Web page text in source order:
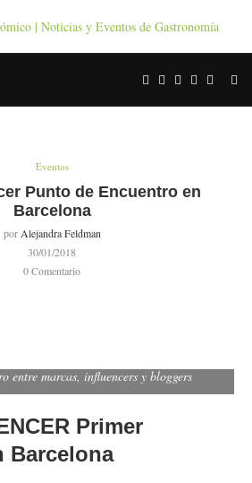
Eventos
Punto de Encuentro en
Barcelona
por Alejandra Feldman
30/01/2018
0 Comentario
entre marcas, influencers y bloggers
Primer
Barcelona